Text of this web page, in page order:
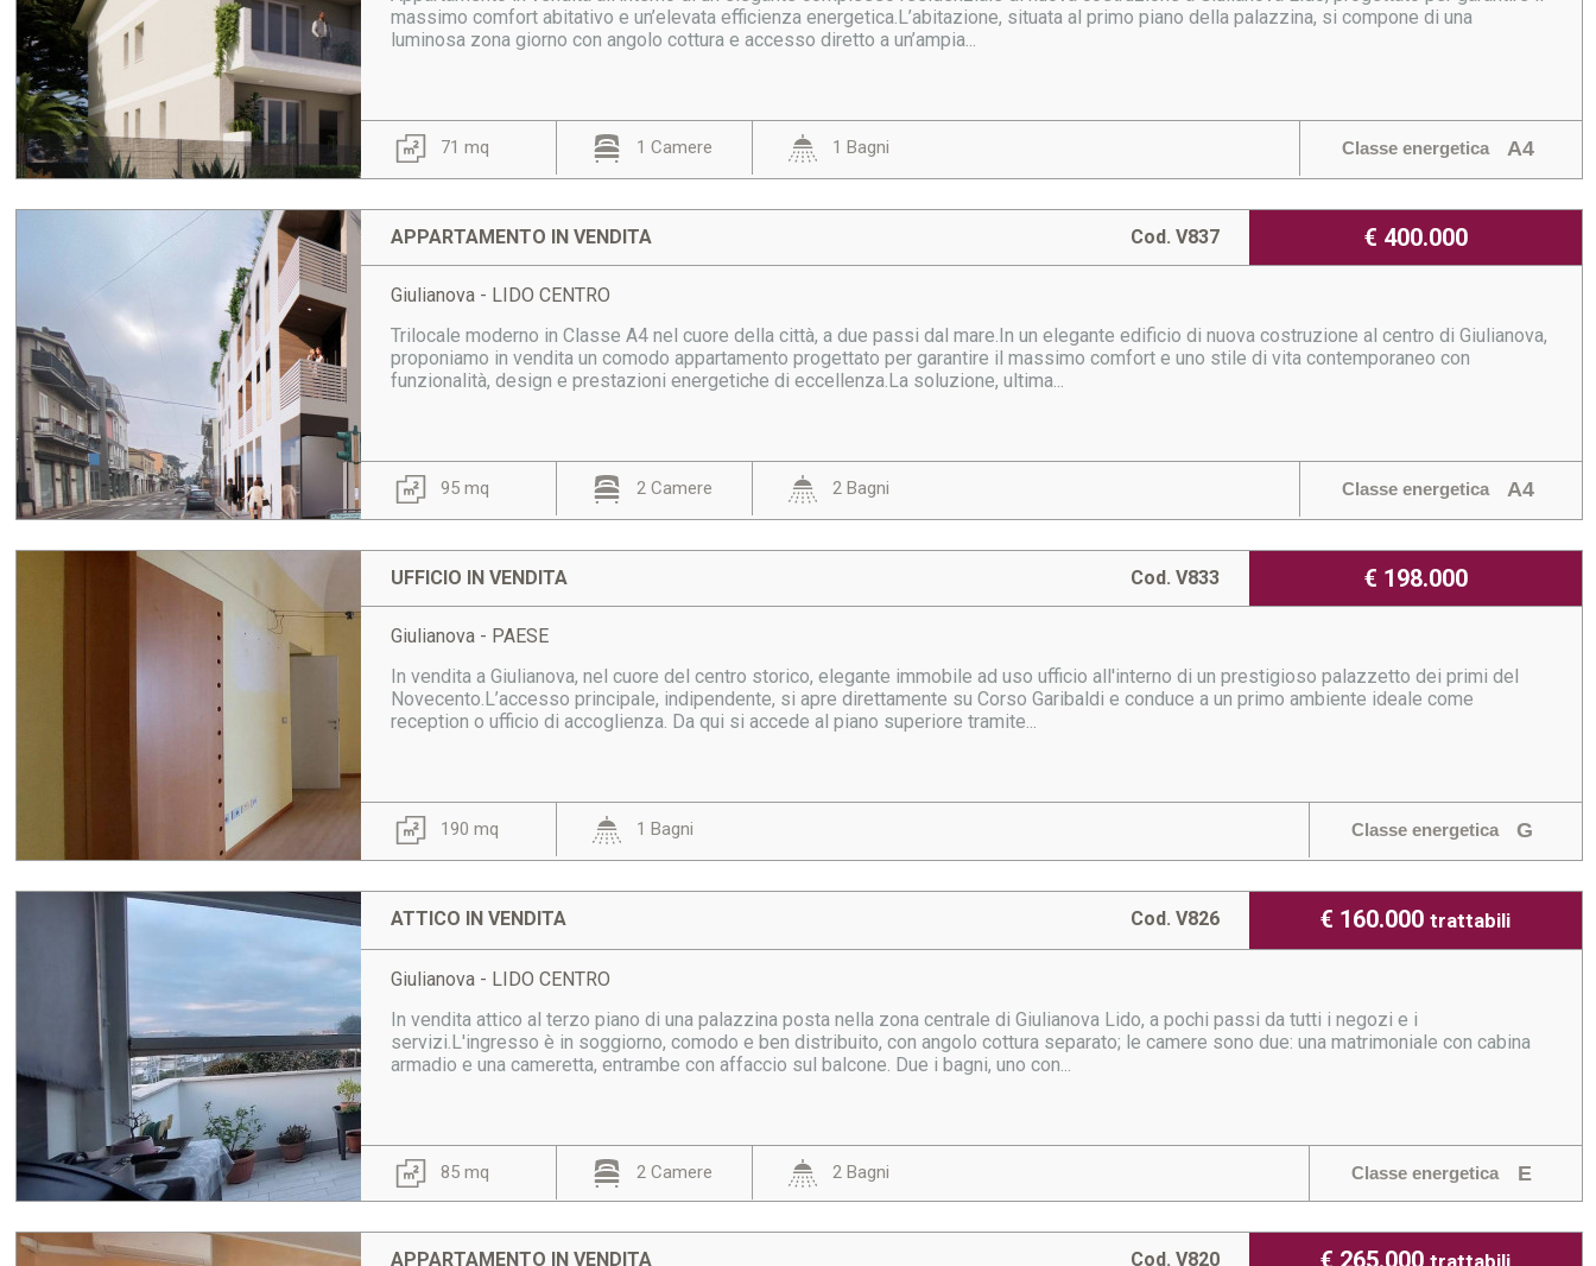
massimo comfort abitativo e un’elevata efficienza energetica.L’abitazione, situata al primo piano della palazzina, si compone di una
luminosa zona giorno con angolo cottura e accesso diretto a un’ampia...
71 mq 1 Camere 1 Bagni Classe energetica A4
APPARTAMENTO IN VENDITA € 400.000
Cod. V837
Giulianova - LIDO CENTRO
Trilocale moderno in Classe A4 nel cuore della città, a due passi dal mare.In un elegante edificio di nuova costruzione al centro di Giulianova,
proponiamo in vendita un comodo appartamento progettato per garantire il massimo comfort e uno stile di vita contemporaneo con
funzionalità, design e prestazioni energetiche di eccellenza.La soluzione, ultima...
95 mq 2 Camere 2 Bagni Classe energetica A4
UFFICIO IN VENDITA € 198.000
Cod. V833
Giulianova - PAESE
In vendita a Giulianova, nel cuore del centro storico, elegante immobile ad uso ufficio all'interno di un prestigioso palazzetto dei primi del
Novecento.L’accesso principale, indipendente, si apre direttamente su Corso Garibaldi e conduce a un primo ambiente ideale come
reception o ufficio di accoglienza. Da qui si accede al piano superiore tramite...
190 mq 1 Bagni Classe energetica G
ATTICO IN VENDITA € 160.000trattabili
Cod. V826
Giulianova - LIDO CENTRO
In vendita attico al terzo piano di una palazzina posta nella zona centrale di Giulianova Lido, a pochi passi da tutti i negozi e i
servizi.L'ingresso è in soggiorno, comodo e ben distribuito, con angolo cottura separato; le camere sono due: una matrimoniale con cabina
armadio e una cameretta, entrambe con affaccio sul balcone. Due i bagni, uno con...
85 mq 2 Camere 2 Bagni Classe energetica E
APPARTAMENTO IN VENDITA € 265.000
Cod. V820